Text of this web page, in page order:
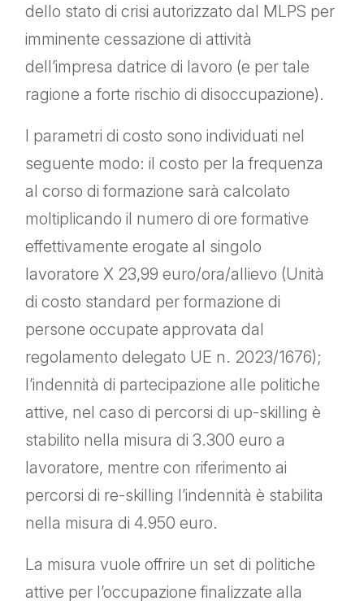
dello stato di crisi autorizzato dal MLPS per
imminente cessazione di attività
dell’impresa datrice di lavoro (e per tale
ragione a forte rischio di disoccupazione).
I parametri di costo sono individuati nel
seguente modo: il costo per la frequenza
al corso di formazione sarà calcolato
moltiplicando il numero di ore formative
effettivamente erogate al singolo
lavoratore X 23,99 euro/ora/allievo (Unità
di costo standard per formazione di
persone occupate approvata dal
regolamento delegato UE n. 2023/1676);
l’indennità di partecipazione alle politiche
attive, nel caso di percorsi di up-skilling è
stabilito nella misura di 3.300 euro a
lavoratore, mentre con riferimento ai
percorsi di re-skilling l’indennità è stabilita
nella misura di 4.950 euro.
La misura vuole offrire un set di politiche
attive per l’occupazione finalizzate alla